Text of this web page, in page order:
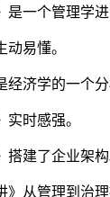
一个管理学进
易懂。
济学的一个分
时感强。
建了企业架构
从管理到治理